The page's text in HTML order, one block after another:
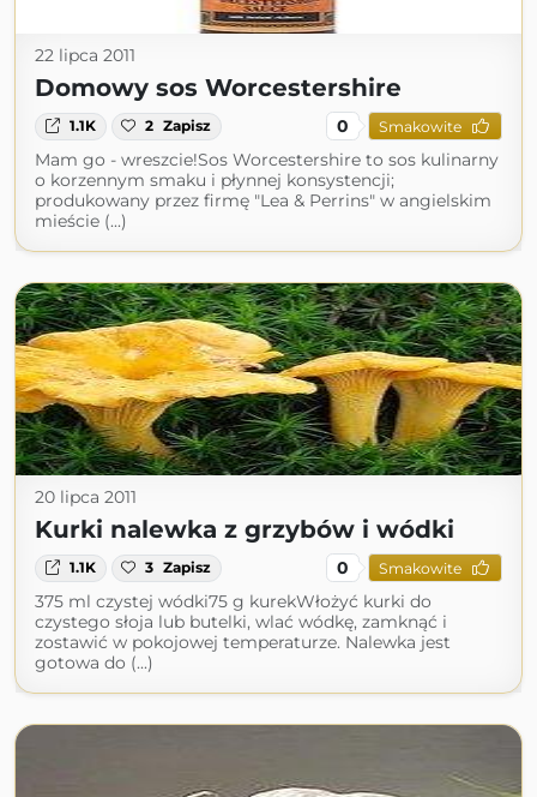
22 lipca 2011
Domowy sos Worcestershire
1.1K 2 Zapisz 0 Smakowite
Mam go - wreszcie!Sos Worcestershire to sos kulinarny
o korzennym smaku i płynnej konsystencji;
produkowany przez firmę "Lea & Perrins" w angielskim
mieście (...)
20 lipca 2011
Kurki nalewka z grzybów i wódki
1.1K 3 Zapisz 0 Smakowite
375 ml czystej wódki75 g kurekWłożyć kurki do
czystego słoja lub butelki, wlać wódkę, zamknąć i
zostawić w pokojowej temperaturze. Nalewka jest
gotowa do (...)